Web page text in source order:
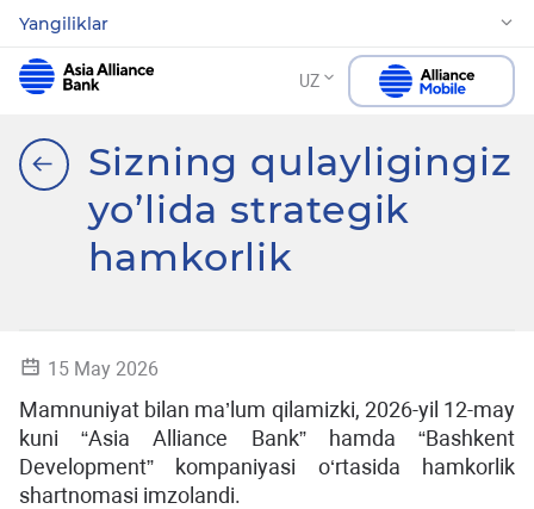
Yangiliklar
UZ
Sizning qulayligingiz
yo’lida strategik
hamkorlik
15 May 2026
Mamnuniyat bilan ma’lum qilamizki, 2026-yil 12-may
kuni “Asia Alliance Bank” hamda “Bashkent
Development” kompaniyasi o‘rtasida hamkorlik
shartnomasi imzolandi.